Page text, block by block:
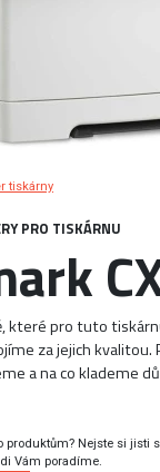
tiskárny
PRO TISKÁRNU
které pro tuto
za jejich kvalitou.
a na co klademe
produktům? Nejste si jisti
Vám poradíme.